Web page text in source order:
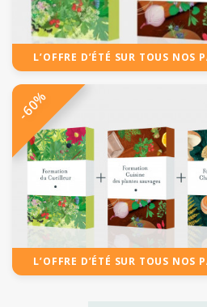
L’OFFRE D’ÉTÉ SUR TOUS NOS
L’OFFRE D’ÉTÉ SUR TOUS NOS
-60%